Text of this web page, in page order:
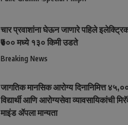
चार प्रवाशांना घेऊन जाणारे पहिले
₹७०० मध्ये १३० किमी उडते
Breaking News
जागतिक मानसिक आरोग्य दिनानिमित्त
विद्यार्थी आणि आरोग्यसेवा व्यावसायिकांची
माइंड ॲपला मान्यता